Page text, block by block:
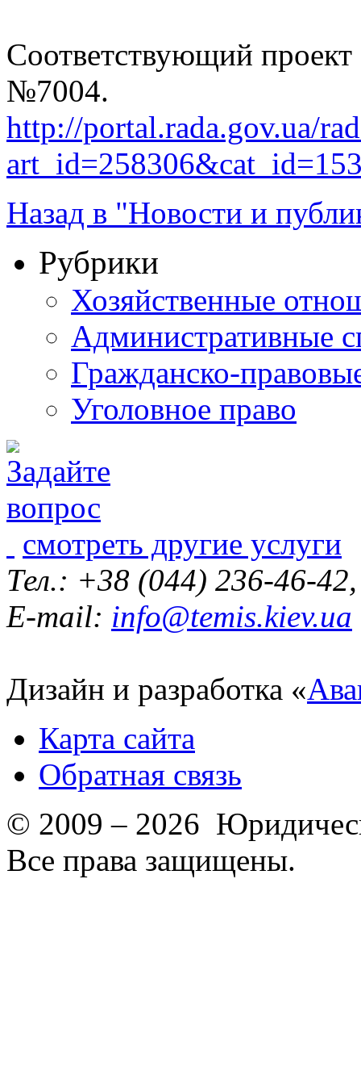
Соответствующий проект
№7004.
http://portal.rada.gov.ua/
Назад в "Новости и
Рубрики
Хозяйственные
Административные
Гражданско-
Уголовное право
смотреть другие услуги
Тел.: +38 (044) 236-46-
E-mail: info@temis.kiev.ua
Дизайн и разработка «
Карта сайта
Обратная связь
© 2009 – 2026
Все права защищены.